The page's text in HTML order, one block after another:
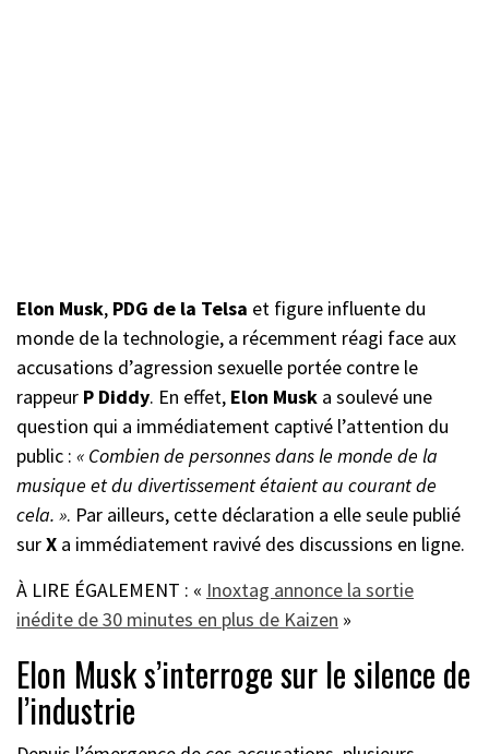
Elon Musk, PDG de la Telsa et figure influente du
monde de la technologie, a récemment réagi face aux
accusations d’agression sexuelle portée contre le
rappeur P Diddy. En effet, Elon Musk a soulevé une
question qui a immédiatement captivé l’attention du
public : « Combien de personnes dans le monde de la
musique et du divertissement étaient au courant de
cela. ». Par ailleurs, cette déclaration a elle seule publié
surX a immédiatement ravivé des discussions en ligne.
À LIRE ÉGALEMENT : « Inoxtag annonce la sortie
inédite de 30 minutes en plus de Kaizen »
Elon Musk s’interroge sur le silence de
l’industrie